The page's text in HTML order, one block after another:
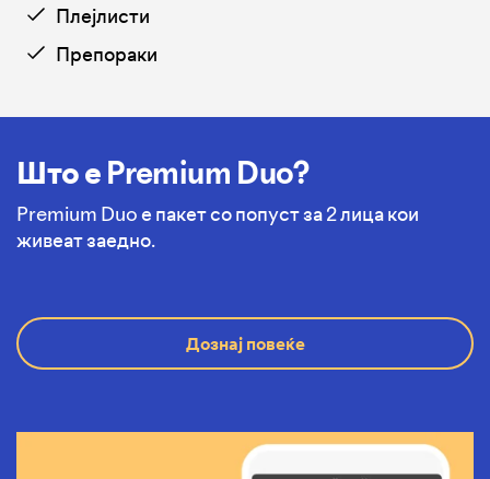
Плејлисти
Препораки
Што е Premium Duo?
Premium Duo е пакет со попуст за 2 лица кои
живеат заедно.
Дознај повеќе